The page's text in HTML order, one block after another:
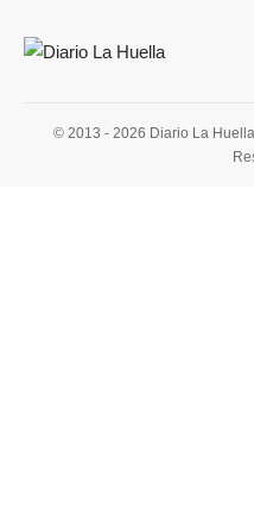
© 2013 - 2026 Diario La